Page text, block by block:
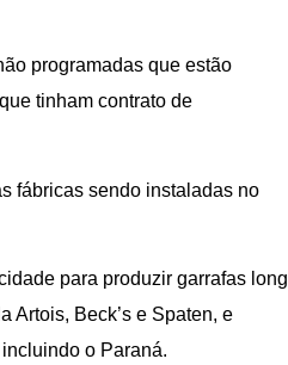
programadas que estão
tinham contrato de
fábricas sendo instaladas no
para produzir garrafas long
Artois, Beck’s e Spaten, e
o Paraná.